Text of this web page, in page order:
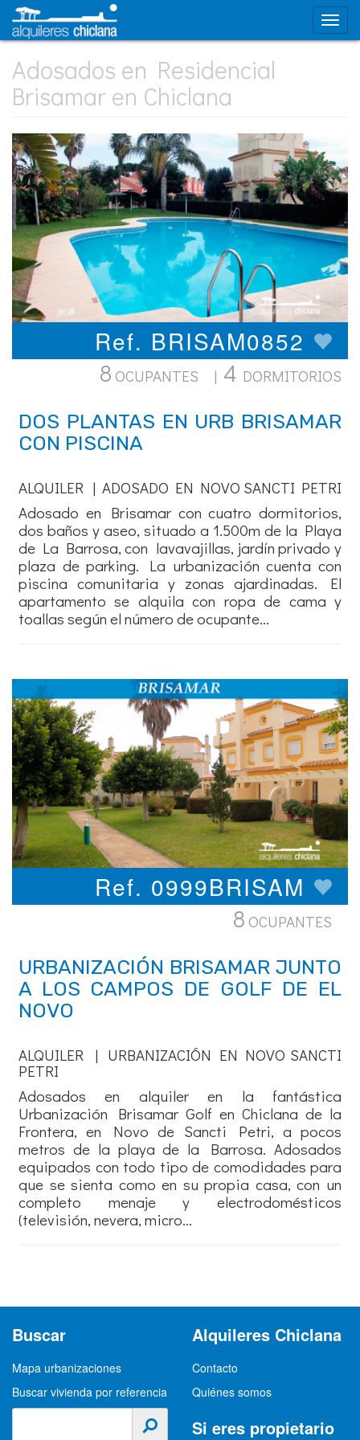
Adosados en Residencial
Brisamar en Chiclana
Ref. BRISAM0852
8 OCUPANTES | 4 DORMITORIOS
DOS PLANTAS EN URB BRISAMAR
CON PISCINA
ALQUILER | ADOSADO EN NOVO SANCTI PETRI
Adosado en Brisamar con cuatro dormitorios,
dos baños y aseo, situado a 1.500m de la Playa
de La Barrosa, con lavavajillas, jardín privado y
plaza de parking. La urbanización cuenta con
piscina comunitaria y zonas ajardinadas. El
apartamento se alquila con ropa de cama y
toallas según el número de ocupante...
Ref. 0999BRISAM
8 OCUPANTES
URBANIZACIÓN BRISAMAR JUNTO
A LOS CAMPOS DE GOLF DE EL
NOVO
ALQUILER | URBANIZACIÓN EN NOVO SANCTI
PETRI
Adosados en alquiler en la fantástica
Urbanización Brisamar Golf en Chiclana de la
Frontera, en Novo de Sancti Petri, a pocos
metros de la playa de la Barrosa. Adosados
equipados con todo tipo de comodidades para
que se sienta como en su propia casa, con un
completo menaje y electrodomésticos
(televisión, nevera, micro...
Buscar
Mapa urbanizaciones
Buscar vivienda por referencia
Alquileres Chiclana
Contacto
Quiénes somos
Si eres propietario